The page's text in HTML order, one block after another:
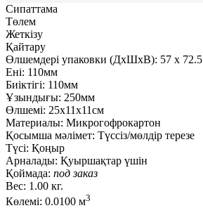
Сипаттама
Төлем
Жеткізу
Қайтару
Өлшемдері упаковки (ДxШxВ): 57 x 72.5
Ені: 110мм
Биіктігі: 110мм
Ұзындығы: 250мм
Өлшемі: 25х11х11см
Материалы: Микрогофрокартон
Қосымша мәлімет: Түссіз/мөлдір терезе
Түсі: Қоңыр
Арналады: Қуыршақтар үшін
Қоймада: под заказ
Вес: 1.00 кг.
Көлемі: 0.0100 м3